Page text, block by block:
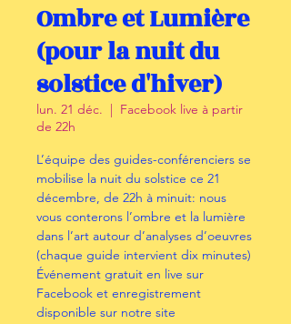
Ombre et Lumière
(pour la nuit du
solstice d'hiver)
lun. 21 déc.
  |
Facebook live à partir
de 22h
L’équipe des guides-conférenciers se
mobilise la nuit du solstice ce 21
décembre, de 22h à minuit: nous
vous conterons l’ombre et la lumière
dans l’art autour d’analyses d’oeuvres
(chaque guide intervient dix minutes)
Événement gratuit en live sur
Facebook et enregistrement
disponible sur notre site